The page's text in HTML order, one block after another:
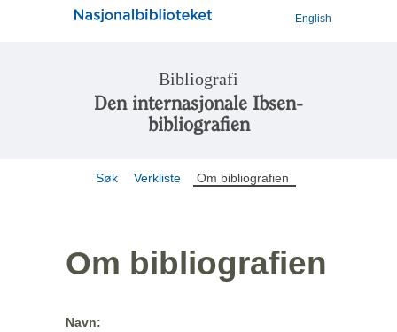
English
Bibliografi
Den internasjonale Ibsen-
bibliografien
Søk Verkliste Om bibliografien
Om bibliografien
Navn: